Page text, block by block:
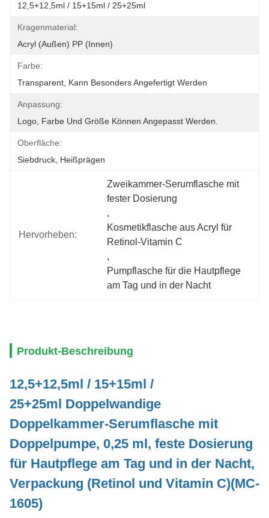
12,5+12,5ml / 15+15ml / 25+25ml
Kragenmaterial:
Acryl (außen) PP (innen)
Farbe:
Transparent, Kann Besonders Angefertigt Werden
Anpassung:
Logo, Farbe Und Größe Können Angepasst Werden.
Oberfläche:
Siebdruck, Heißprägen
Hervorheben:
Zweikammer-Serumflasche mit
fester Dosierung
,
Kosmetikflasche aus Acryl für
Retinol-Vitamin C
,
Pumpflasche für die Hautpflege
am Tag und in der Nacht
Produkt-Beschreibung
12,5+12,5ml / 15+15ml /
25+25ml Doppelwandige
Doppelkammer-Serumflasche mit
Doppelpumpe, 0,25 ml, feste Dosierung
für Hautpflege am Tag und in der Nacht,
Verpackung (Retinol und Vitamin C)(MC-
1605)